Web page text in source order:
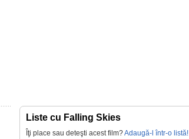
Liste cu Falling Skies
Îţi place sau deteşti acest film?Adaugă-l într-o listă!